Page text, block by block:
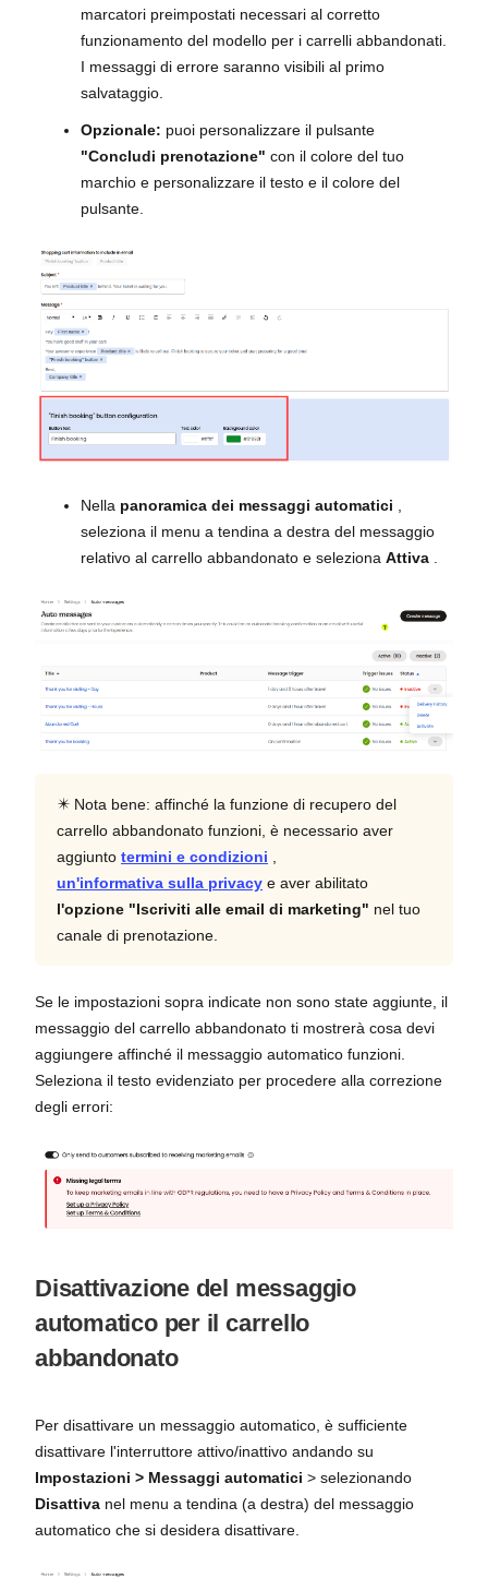
marcatori preimpostati necessari al corretto
funzionamento del modello per i carrelli abbandonati.
I messaggi di errore saranno visibili al primo
salvataggio.
Opzionale: puoi personalizzare il pulsante
"Concludi prenotazione" con il colore del tuo
marchio e personalizzare il testo e il colore del
pulsante.
Nella panoramica dei messaggi automatici
seleziona il menu a tendina a destra del messaggio
relativo al carrello abbandonato e seleziona Attiva
✴️ Nota bene: affinché la funzione di recupero del
carrello abbandonato funzioni, è necessario aver
aggiunto termini e condizioni
un'informativa sulla privacy e aver abilitato
l'opzione "Iscriviti alle email di marketing" nel tuo
canale di prenotazione.
Se le impostazioni sopra indicate non sono state aggiunte, il
messaggio del carrello abbandonato ti mostrerà cosa devi
aggiungere affinché il messaggio automatico funzioni.
Seleziona il testo evidenziato per procedere alla correzione
degli errori:
Disattivazione del messaggio
automatico per il carrello
abbandonato
Per disattivare un messaggio automatico, è sufficiente
disattivare l'interruttore attivo/inattivo andando su
Impostazioni > Messaggi automatici > selezionando
Disattiva nel menu a tendina (a destra) del messaggio
automatico che si desidera disattivare.